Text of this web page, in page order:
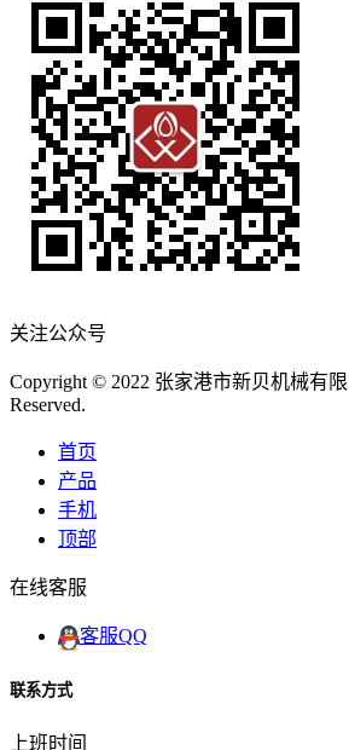
关注公众号
Copyright © 2022 张家港市新贝机械有
Reserved.
首页
产品
手机
顶部
在线客服
客服QQ
联系方式
上班时间